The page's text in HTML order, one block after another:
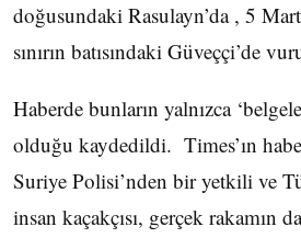
doğusundaki Rasulayn’da , 5
sınırın batısındaki Güveççi’de
Haberde bunların yalnızca
olduğu kaydedildi. Times’ın
Suriye Polisi’nden bir yetkili ve
insan kaçakçısı, gerçek rakamın